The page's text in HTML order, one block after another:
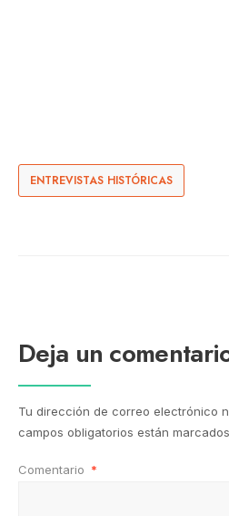
ENTREVISTAS HISTÓRICAS
Deja un
Tu dirección de correo electrónico
campos obligatorios están
Comentario *